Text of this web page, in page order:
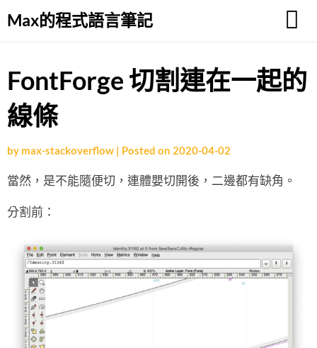
toMax的程式語言筆記
FontForge 切割連在一起的
線條
by max-stackoverflow | Posted on 2020-04-02
當然，是不能隨便切，連體嬰切開後，二邊都有缺角。
分割前：